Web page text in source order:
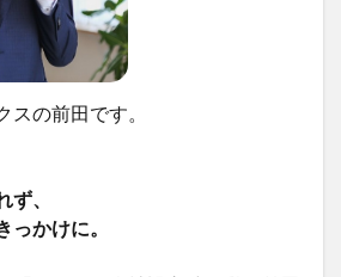
スの前田です。
、
っかけに。